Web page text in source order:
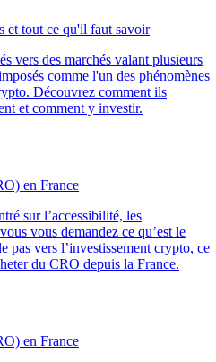
et tout ce qu'il faut savoir
vers des marchés valant plusieurs
comme l'un des phénomènes
Découvrez comment ils
et comment y investir.
en France
sur l’accessibilité, les
vous demandez ce qu’est le
vers l’investissement crypto, ce
du CRO depuis la France.
en France